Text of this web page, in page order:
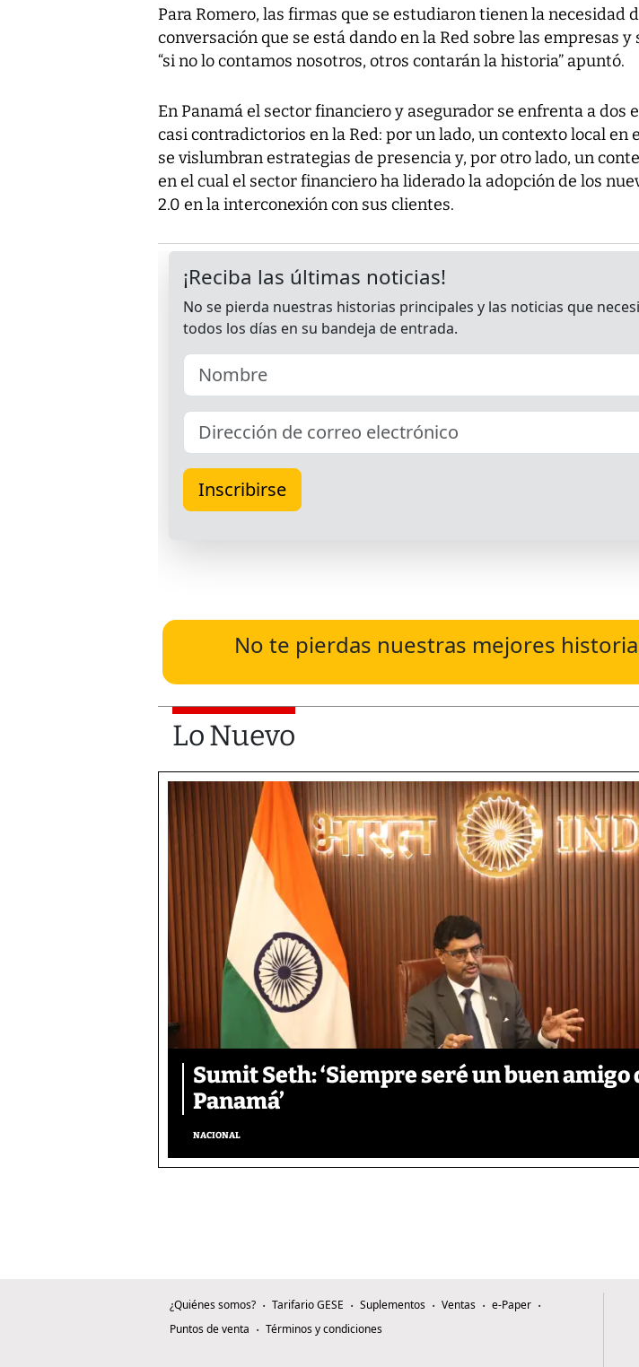
Para Romero, las firmas que se estudiaron tienen la necesidad
conversación que se está dando en la Red sobre las empresas
“si no lo contamos nosotros, otros contarán la historia” apuntó.
En Panamá el sector financiero y asegurador se enfrenta a dos
casi contradictorios en la Red: por un lado, un contexto local en
se vislumbran estrategias de presencia y, por otro lado, un
en el cual el sector financiero ha liderado la adopción de los
2.0 en la interconexión con sus clientes.
No te pierdas nuestras mejores
Lo Nuevo
Sumit Seth: ‘Siempre seré un buen amigo
Panamá’
NACIONAL
¿Quiénes somos? Tarifario GESE Suplementos Ventas
e-Paper
Puntos de venta
Términos y condiciones